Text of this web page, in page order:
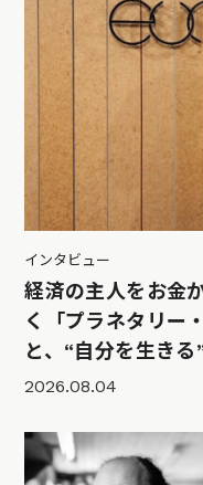
インタビュー
経済の主人をお金
く「プラネタリー
と、“自分を生き
2026.08.04